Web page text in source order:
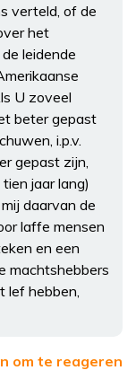
verteld, of de
het
leidende
U zoveel
beter gepast
i.p.v.
gepast zijn,
jaar lang)
daarvan de
laffe mensen
en een
machtshebbers
lef hebben,
om te reageren